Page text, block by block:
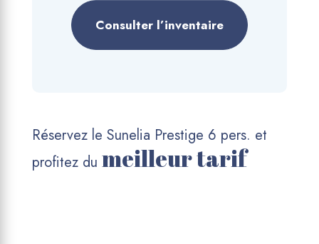
Consulter l’inventaire
Réservez le Sunelia Prestige 6 pers. et
profitez du meilleur tarif